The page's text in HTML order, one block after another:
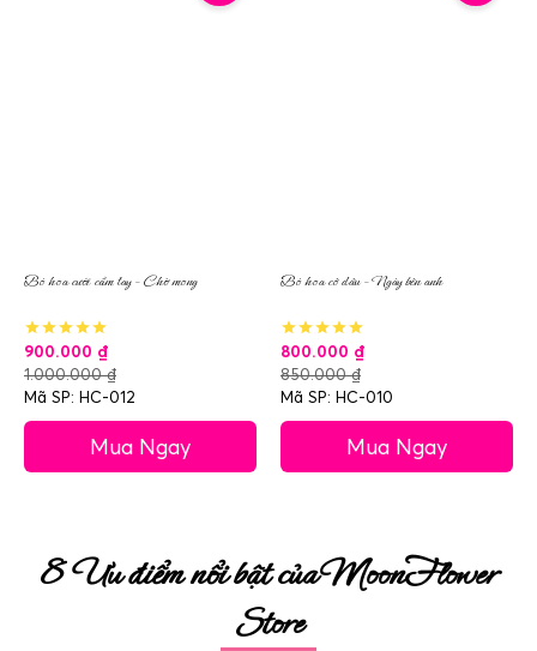
Bó hoa cưới cầm tay – Chờ mong
900.000 ₫
1.000.000₫
Mã SP: HC-012
Mua Ngay
Bó hoa cô dâu – Ngày bên anh
800.000 ₫
850.000₫
Mã SP: HC-010
Mua Ngay
8 Ưu điểm nổi bật của MoonFlower
Store